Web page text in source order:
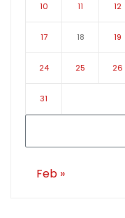
10 11 12
17 18 19
24 25 26
31
Feb »